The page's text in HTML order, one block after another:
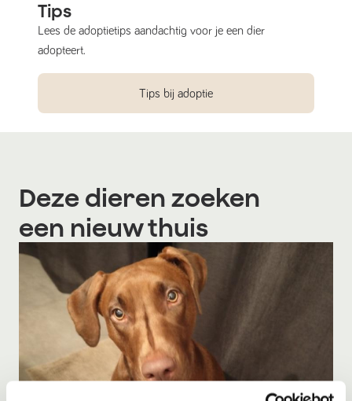
Tips
Lees de adoptietips aandachtig voor je een dier
adopteert.
Tips bij adoptie
Deze dieren zoeken
een nieuw thuis